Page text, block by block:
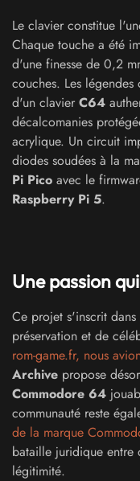
Le clavier constitue
Chaque touche a été
d'une finesse de 0,2
couches. Les
d'un clavier C64
décalcomanies
acrylique. Un circuit
diodes soudées à la
Pi Pico avec le
Raspberry Pi 5.
Une passion
Ce projet s'inscrit
préservation et de
rom-game.fr, nous
Archive propose
Commodore 64
communauté reste
de la marque
bataille juridique entre
légitimité.